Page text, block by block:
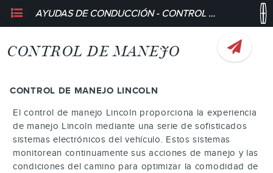
AYUDAS DE CONDUCCIÓN - CONTROL DE MANEJO
CONTROL DE MANEJO
CONTROL DE MANEJO LINCOLN
El control de manejo Lincoln proporciona la experiencia
de manejo Lincoln mediante una serie de sofisticados
sistemas electrónicos del vehículo. Estos sistemas
monitorean continuamente sus acciones de manejo y las
condiciones del camino para optimizar la comodidad de